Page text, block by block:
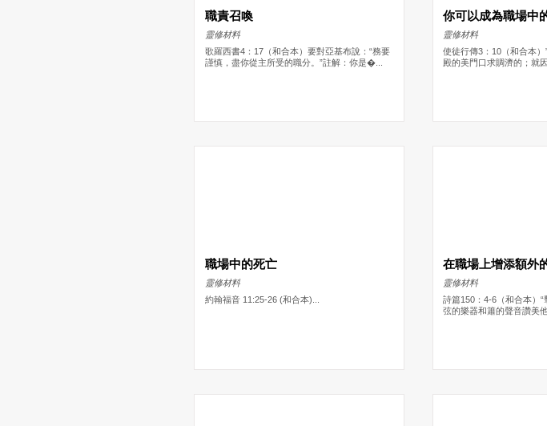
職責召喚
靈修材料
歌羅西書4：17（和合本）要對亞基布說：“務要
謹慎，盡你從主所受的職分。”註解：你是�...
你可以成為職場中
靈修材料
使徒行傳3：10（和合本
殿的美門口求賙濟的；就
職場中的死亡
靈修材料
約翰福音 11:25-26 (和合本)...
在職場上增添額外
靈修材料
詩篇150：4-6（和合本）
弦的樂器和簫的聲音讚美